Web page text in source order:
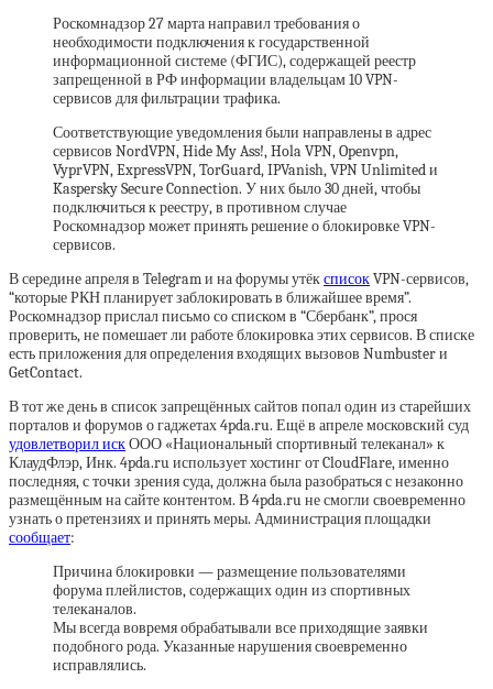
Роскомнадзор 27 марта направил требования о
необходимости подключения к государственной
информационной системе (ФГИС), содержащей реестр
запрещенной в РФ информации владельцам 10 VPN-
сервисов для фильтрации трафика.
Соответствующие уведомления были направлены в адрес
сервисов NordVPN, Hide My Ass!, Hola VPN, Openvpn,
VyprVPN, ExpressVPN, TorGuard, IPVanish, VPN Unlimited и
Kaspersky Secure Connection. У них было 30 дней, чтобы
подключиться к реестру, в противном случае
Роскомнадзор может принять решение о блокировке VPN-
сервисов.
В середине апреля в Telegram и на форумы утёксписокVPN-сервисов,
“которые РКН планирует заблокировать в ближайшее время”.
Роскомнадзор прислал письмо со списком в “Сбербанк”, прося
проверить, не помешает ли работе блокировка этих сервисов. В списке
есть приложения для определения входящих вызовов Numbuster и
GetContact.
В тот же день в список запрещённых сайтов попал один из старейших
порталов и форумов о гаджетах 4pda.ru. Ещё в апреле московский суд
удовлетворил искООО «Национальный спортивный телеканал» к
КлаудФлэр, Инк. 4pda.ru использует хостинг от CloudFlare, именно
последняя, с точки зрения суда, должна была разобраться с незаконно
размещённым на сайте контентом. В 4pda.ru не смогли своевременно
узнать о претензиях и принять меры. Администрация площадки
сообщает:
Причина блокировки — размещение пользователями
форума плейлистов, содержащих один из спортивных
телеканалов.
Мы всегда вовремя обрабатывали все приходящие заявки
подобного рода. Указанные нарушения своевременно
исправлялись.